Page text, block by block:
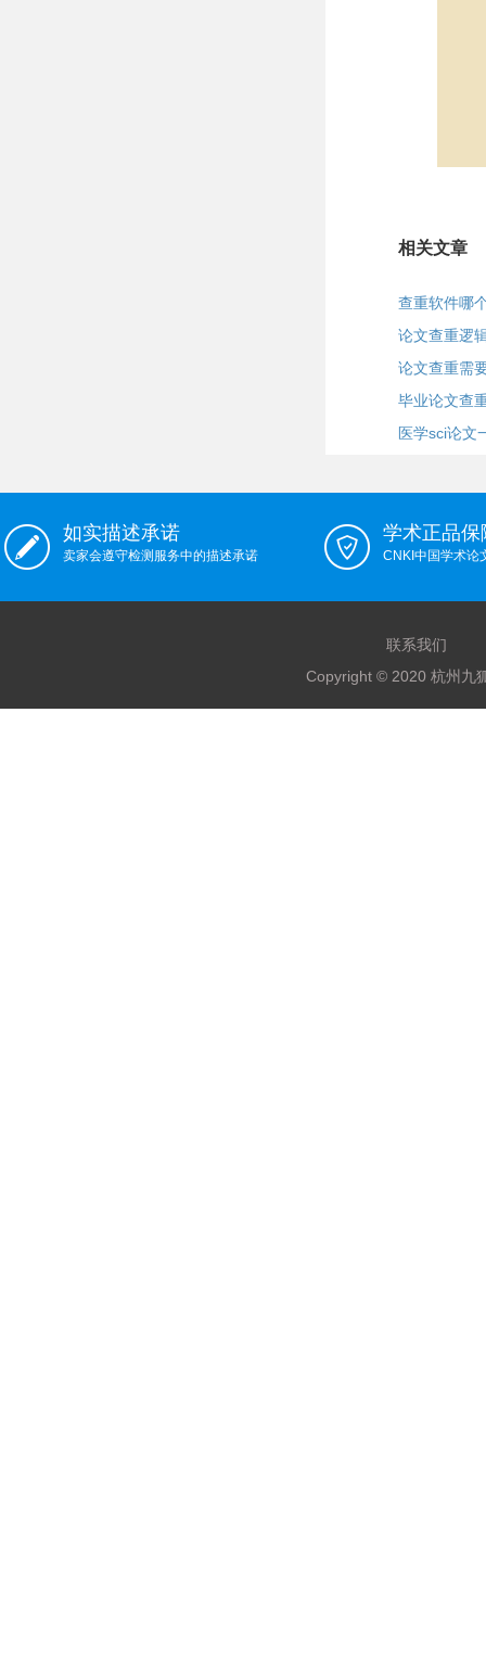
相关文章
查重软件哪
论文查重逻
论文查重需
毕业论文查
医学sci论文
如实描述承诺
卖家会遵守检测服务中的描述承诺
学术正品保
CNKI中国学术论
联系我们
Copyright © 2020 杭州九